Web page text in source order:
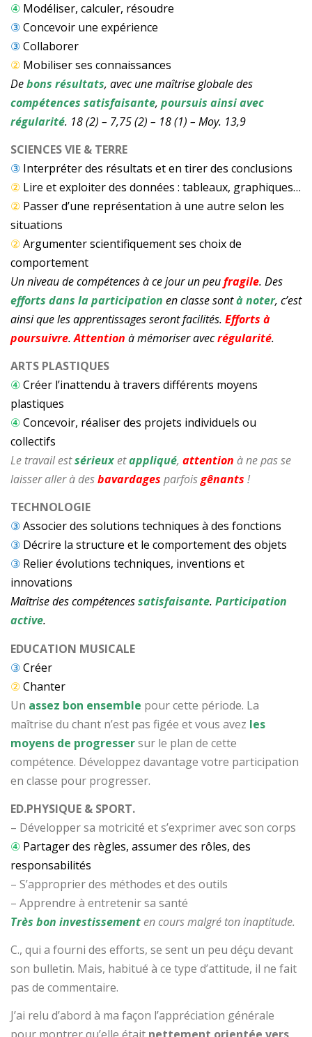
④ Modéliser, calculer, résoudre
③Concevoir une expérience
③Collaborer
② Mobiliser ses connaissances
Debons résultats, avec une maîtrise globale des
compétences satisfaisante, poursuis ainsi avec
régularité. 18 (2) – 7,75 (2) – 18 (1) – Moy. 13,9
SCIENCES VIE & TERRE
③ Interpréter des résultats et en tirer des conclusions
② Lire et exploiter des données : tableaux, graphiques…
② Passer d’une représentation à une autre selon les
situations
②Argumenter scientifiquement ses choix de
comportement
Un niveau de compétences à ce jour un peufragile. Des
efforts dans la participation en classe sontà noter, c’est
ainsi que les apprentissages seront facilités. Efforts à
poursuivre.Attention à mémoriser avecrégularité.
ARTS PLASTIQUES
④Créer l’inattendu à travers différents moyens
plastiques
④Concevoir, réaliser des projets individuels ou
collectifs
Le travail estsérieuxetappliqué, attention à ne pas se
laisser aller à desbavardages parfoisgênants !
TECHNOLOGIE
③Associer des solutions techniques à des fonctions
③ Décrire la structure et le comportement des objets
③ Relier évolutions techniques, inventions et
innovations
Maîtrise des compétencessatisfaisante. Participation
active.
EDUCATION MUSICALE
③Créer
②Chanter
Un assez bon ensemble pour cette période. La
maîtrise du chant n’est pas figée et vous avez les
moyens de progressersur le plan de cette
compétence. Développez davantage votre participation
en classe pour progresser.
ED.PHYSIQUE & SPORT.
– Développer sa motricité et s’exprimer avec son corps
④ Partager des règles, assumer des rôles, des
responsabilités
– S’approprier des méthodes et des outils
– Apprendre à entretenir sa santé
Très bon investissementen cours malgré ton inaptitude.
C., qui a fourni des efforts, se sent un peu déçu devant
son bulletin. Mais, habitué à ce type d’attitude, il ne fait
pas de commentaire.
J’ai relu d’abord à ma façon l’appréciation générale